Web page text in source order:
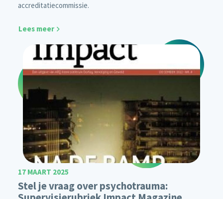
accreditatiecommissie.
Lees meer
17 MAART 2025
Stel je vraag over psychotrauma: